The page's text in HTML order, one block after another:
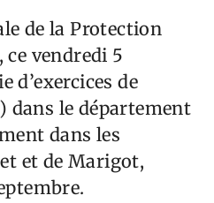
de la Protection
ce vendredi 5
d’exercices de
dans le département
dans les
et de Marigot,